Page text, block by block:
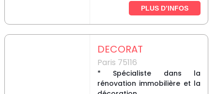
PLUS D’INFOS
DECORAT
Paris 75116
* Spécialiste dans la
rénovation immobilière et la